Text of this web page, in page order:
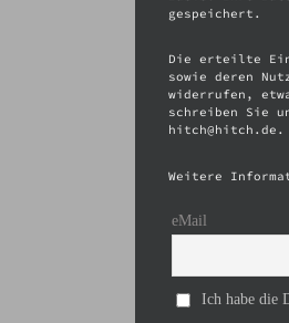
gespeichert.
Die erteilte
sowie deren
widerrufen,
schreiben Sie
hitch@hitch.de.
Weitere
eMail
Ich habe die